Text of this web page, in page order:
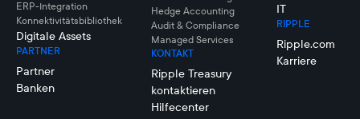
ERP-Integration
Konnektivitätsbibliothek
Digitale Assets
PARTNER
Partner
Banken
Hedge Accounting
Audit & Compliance
Managed Services
KONTAKT
Ripple Treasury
kontaktieren
Hilfecenter
IT
RIPPLE
Ripple.com
Karriere